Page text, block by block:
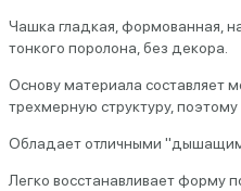
Чашка гладкая, формованная,
тонкого поролона, без декора.
Основу материала составляет
трехмерную структуру,
Обладает отличными
Легко восстанавливает форму